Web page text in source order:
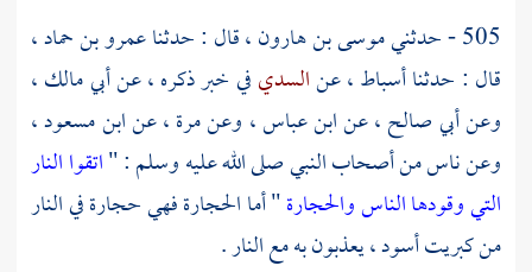
505 - حدثني
موسى بن هارون ،قال : حدثناعمرو بن حماد ،
قال : حدثناأسباط ،عنالسديفي خبر ذكره ، عنأبي مالك ،
وعنأبي صالح ،عنابن عباس، وعنمرة، عنابن مسعود،
وعن ناس من أصحاب النبي صلى الله عليه وسلم : "اتقوا النار
التي وقودها الناس والحجارة" أما الحجارة فهي حجارة في النار
من كبريت أسود ، يعذبون به مع النار .